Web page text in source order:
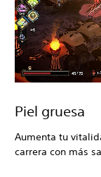
Piel gruesa
Aumenta tu
carrera con más